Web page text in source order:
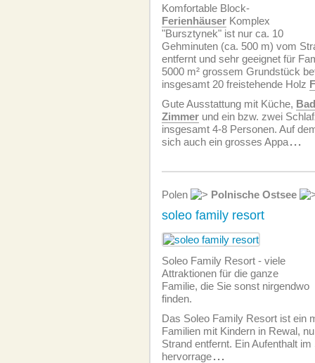
Komfortable Block-
Ferienhäuser Komplex
"Bursztynek" ist nur ca. 10
Gehminuten (ca. 500 m) vom
entfernt und sehr geeignet für
5000 m² grossem Grundstück
insgesamt 20 freistehende Holz
Gute Ausstattung mit Küche,
Zimmer und ein bzw. zwei
insgesamt 4-8 Personen. Auf
sich auch ein grosses Appa...
Polen Polnische Ostsee
soleo family resort
Soleo Family Resort - viele
Attraktionen für die ganze
Familie, die Sie sonst nirgendwo
finden.
Das Soleo Family Resort ist ein
Familien mit Kindern in Rewal,
Strand entfernt. Ein Aufenthalt
hervorrage...